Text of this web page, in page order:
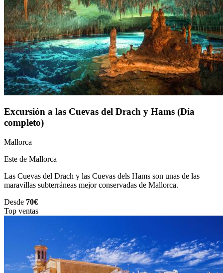
Excursión a las Cuevas del Drach y Hams (Día
completo)
Mallorca
Este de Mallorca
Las Cuevas del Drach y las Cuevas dels Hams son unas de las
maravillas subterráneas mejor conservadas de Mallorca.
Desde 70€
Top ventas